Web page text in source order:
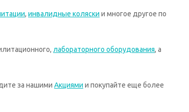
, инвалидные коляски и многое другое по
лабораторного оборудования, а
за нашими Акциями и покупайте еще более